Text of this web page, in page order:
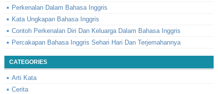
Perkenalan Dalam Bahasa Inggris
Kata Ungkapan Bahasa Inggris
Contoh Perkenalan Diri Dan Keluarga Dalam Bahasa Inggris
Percakapan Bahasa Inggris Sehari Hari Dan Terjemahannya
CATEGORIES
Arti Kata
Cerita